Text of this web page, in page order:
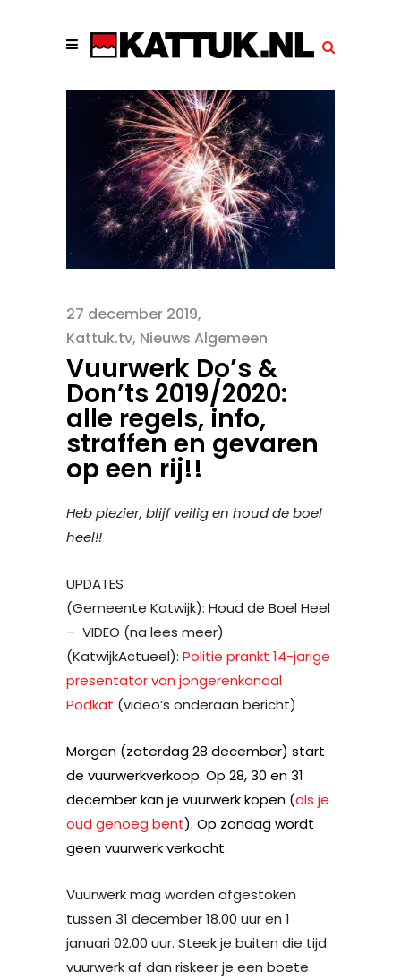
27 december 2019
Kattuk.tv, Nieuws Algemeen
Vuurwerk Do’s &
Don’ts 2019/2020:
alle regels, info,
straffen en gevaren
op een rij!!
Heb plezier, blijf veilig en houd de boel
heel!!
UPDATES
(Gemeente Katwijk): Houd de Boel Heel
– VIDEO (na lees meer)
(KatwijkActueel): Politie prankt 14-jarige
presentator van jongerenkanaal
Podkat (video’s onderaan bericht)
Morgen (zaterdag 28 december) start
de vuurwerkverkoop. Op 28, 30 en 31
december kan je vuurwerk kopen (als je
oud genoeg bent). Op zondag wordt
geen vuurwerk verkocht.
Vuurwerk mag worden afgestoken
tussen 31 december 18.00 uur en 1
januari 02.00 uur. Steek je buiten die tijd
vuurwerk af dan riskeer je een boete